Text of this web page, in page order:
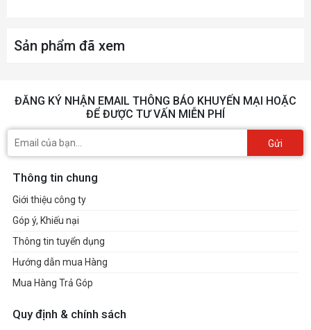
Sản phẩm đã xem
ĐĂNG KÝ NHẬN EMAIL THÔNG BÁO KHUYẾN MẠI HOẶC
ĐỂ ĐƯỢC TƯ VẤN MIỄN PHÍ
Gửi
Thông tin chung
Giới thiệu công ty
Góp ý, Khiếu nại
Thông tin tuyển dụng
Hướng dẫn mua Hàng
Mua Hàng Trả Góp
Quy định & chính sách